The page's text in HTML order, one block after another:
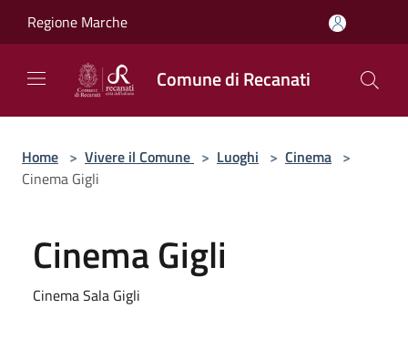
Regione Marche
Comune di Recanati
Home > Vivere il Comune > Luoghi > Cinema >
Cinema Gigli
Cinema Gigli
Cinema Sala Gigli